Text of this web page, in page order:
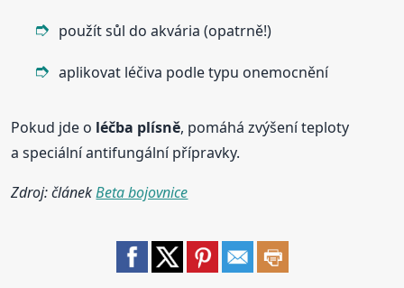
použít sůl do akvária (opatrně!)
aplikovat léčiva podle typu onemocnění
Pokud jde o léčba plísně, pomáhá zvýšení teploty
a speciální antifungální přípravky.
Zdroj: článekBeta bojovnice